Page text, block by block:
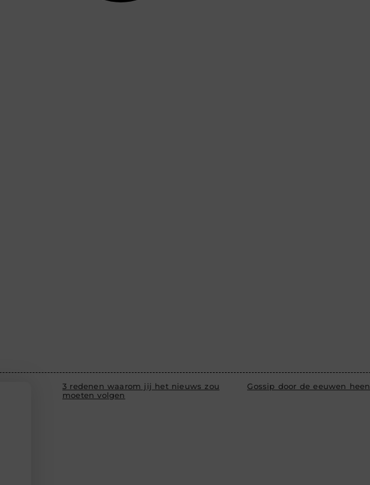
3 redenen waarom jij het nieuws zou
moeten volgen
Gossip door de eeuwen heen